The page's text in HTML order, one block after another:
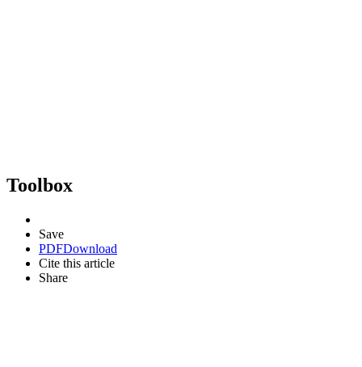
Toolbox
Save
PDFDownload
Cite this article
Share